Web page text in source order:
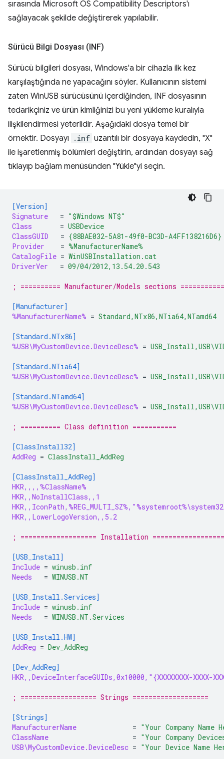
sırasında Microsoft OS Compatibility Descriptors'ı
sağlayacak şekilde değiştirerek yapılabilir.
Sürücü Bilgi Dosyası (INF)
Sürücü bilgileri dosyası, Windows'a bir cihazla ilk kez
karşılaştığında ne yapacağını söyler. Kullanıcının sistemi
zaten WinUSB sürücüsünü içerdiğinden, INF dosyasının
tedarikçiniz ve ürün kimliğinizi bu yeni yükleme kuralıyla
ilişkilendirmesi yeterlidir. Aşağıdaki dosya temel bir
örnektir. Dosyayı
.inf uzantılı bir dosyaya kaydedin, "X"
ile işaretlenmiş bölümleri değiştirin, ardından dosyayı sağ
tıklayıp bağlam menüsünden "Yükle"yi seçin.
[Version]
Signature
= "$Windows NT$"
Class
= USBDevice
ClassGUID
= {88BAE032-5A81-49f0-BC3D-A4FF138216D6}
Provider
= %ManufacturerName%
CatalogFile = WinUSBInstallation.cat
DriverVer
= 09/04/2012,13.54.20.543
; ========== Manufacturer/Models sections ===========
[Manufacturer]
%ManufacturerName% = Standard,NTx86,NTia64,NTamd64
[Standard.NTx86]
%USB\MyCustomDevice.DeviceDesc% =
[Standard.NTia64]
%USB\MyCustomDevice.DeviceDesc% =
[Standard.NTamd64]
%USB\MyCustomDevice.DeviceDesc% =
; ========== Class definition ===========
[ClassInstall32]
AddReg = ClassInstall_AddReg
[ClassInstall_AddReg]
HKR,,,,%ClassName%
HKR,,NoInstallClass,,1
HKR,,LowerLogoVersion,,5.2
; =================== Installation
[USB_Install]
Include = winusb.inf
Needs
= WINUSB.NT
[USB_Install.Services]
Include = winusb.inf
Needs
= WINUSB.NT.Services
[USB_Install.HW]
AddReg = Dev_AddReg
[Dev_AddReg]
HKR,,DeviceInterfaceGUIDs,0x10000,"{XXXXXXXX-XXXX-
; =================== Strings ===================
[Strings]
ManufacturerName
= "Your Company Name
ClassName
= "Your Company
USB\MyCustomDevice.DeviceDesc = "Your Device Name